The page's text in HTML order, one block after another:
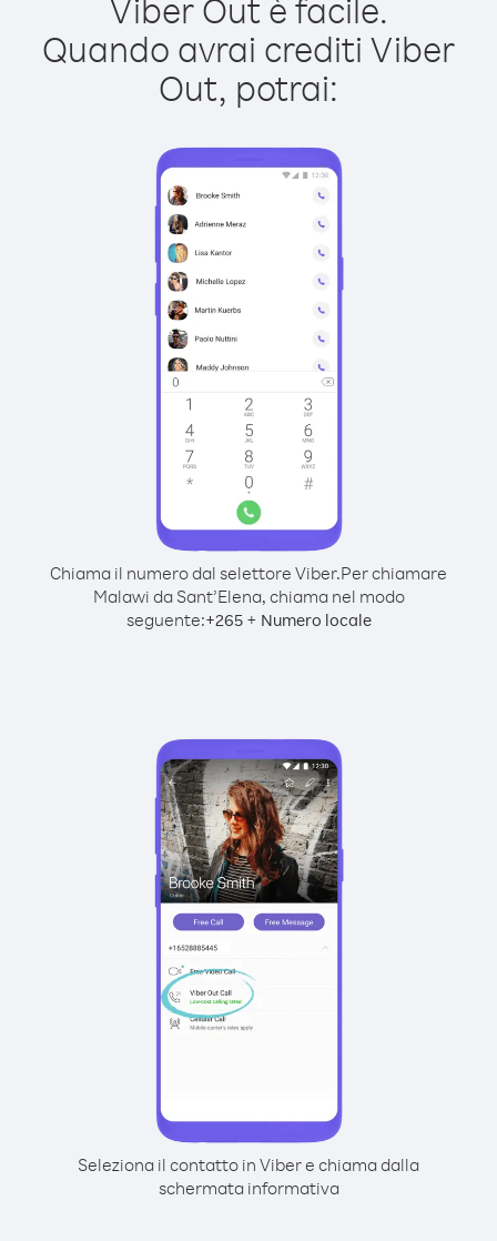
Viber Out è facile.
Quando avrai crediti Viber
Out, potrai:
Chiama il numero dal selettore Viber.Per chiamare
Malawi da Sant’Elena, chiama nel modo
seguente:+265+ Numero locale
Seleziona il contatto in Viber e chiama dalla
schermata informativa